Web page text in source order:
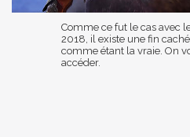
Comme ce fut le cas avec
2018, il existe une fin
comme étant la vraie. On
accéder.